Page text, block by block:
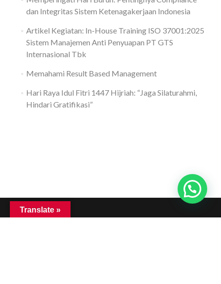
dan Integritas Sistem Ketenagakerjaan Indonesia
Artikel Kegiatan: In-House Training ISO 37001:2025
Sistem Manajemen Anti Penyuapan PT GTS
Internasional Tbk
Memahami Result Based Management
Hari Raya Idul Fitri 1447 Hijriah: “Jaga Silaturahmi,
Hindari Gratifikasi”
Translate »